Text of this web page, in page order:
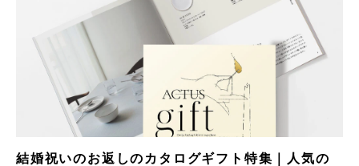
結婚祝いのお返しのカタログギフト特集｜人気の